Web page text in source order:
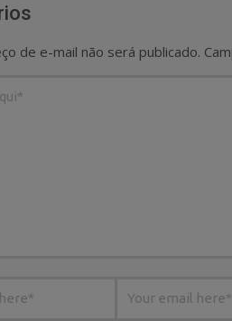
de e-mail não será publicado.